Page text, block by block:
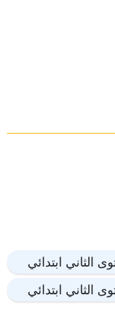
الثاني ابتدائي
الثاني ابتدائي